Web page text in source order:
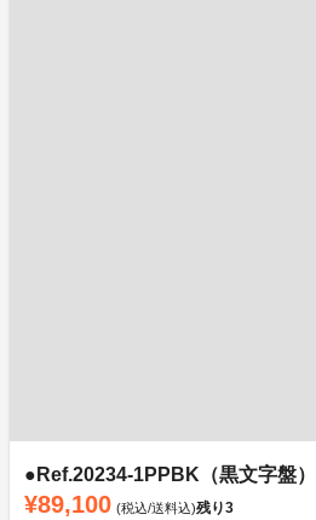
●Ref.20234-1PPBK（黒文字盤
¥89,100 (税込/送料込)残り3